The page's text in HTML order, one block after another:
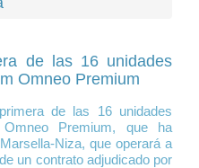
de las 16 unidades
Omneo Premium
de las 16 unidades
Premium, que ha
Niza, que operará a
un contrato adjudicado por